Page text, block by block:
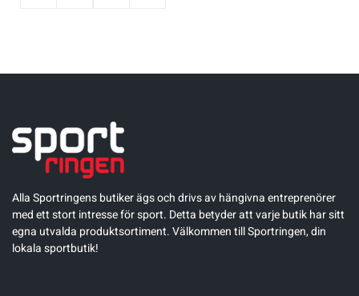
Alla Sportringens butiker ägs och drivs av hängivna entreprenörer
med ett stort intresse för sport. Detta betyder att varje butik har sitt
egna utvalda produktsortiment. Välkommen till Sportringen, din
lokala sportbutik!